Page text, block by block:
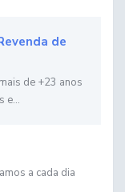
de
de +23 anos
e...
a cada dia